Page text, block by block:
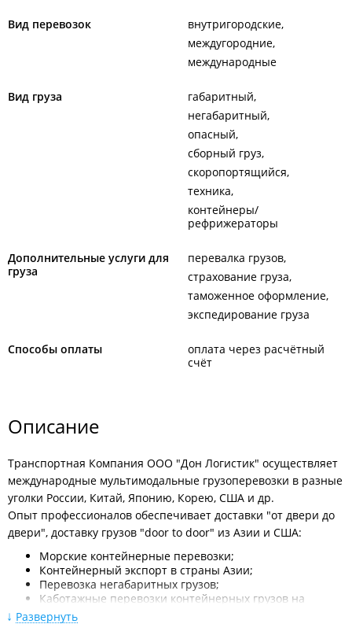
Вид перевозок
внутригородские
междугородние
международные
Вид груза
габаритный
негабаритный
опасный
сборный груз
скоропортящийся
техника
контейнеры/
рефрижераторы
Дополнительные услуги для
груза
перевалка грузов
страхование груза
таможенное оформление
экспедирование груза
Способы оплаты
оплата через расчётный
счёт
Описание
Транспортная Компания ООО "Дон Логистик" осуществляет
международные мультимодальные грузоперевозки в разные
уголки России, Китай, Японию, Корею, США и др.
Опыт профессионалов обеспечивает доставки "от двери до
двери", доставку грузов "door to door" из Азии и США:
Морские контейнерные перевозки;
Контейнерный экспорт в страны Азии;
Перевозка негабаритных грузов;
Каботажные перевозки контейнерных грузов на
Сахалин, Камчатку, Магадан, Чукотку;
Перевозка сборных грузов;
Развернуть